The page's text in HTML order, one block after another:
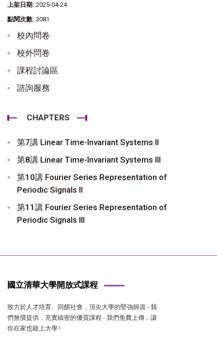
上架日期: 2025-04-24
點閱次數: 3081
校內問卷
校外問卷
課程討論區
諮詢服務
CHAPTERS
第7講 Linear Time-Invariant Systems II
第8講 Linear Time-Invariant Systems III
第10講 Fourier Series Representation of
Periodic Signals II
第11講 Fourier Series Representation of
Periodic Signals III
國立清華大學開放式課程
致力於人才培育、回饋社會，頂尖大學的堅強師資 - 我
們無償提供，充實縝密的優質課程 - 我們免費上傳，讓
你在家也能上大學 !